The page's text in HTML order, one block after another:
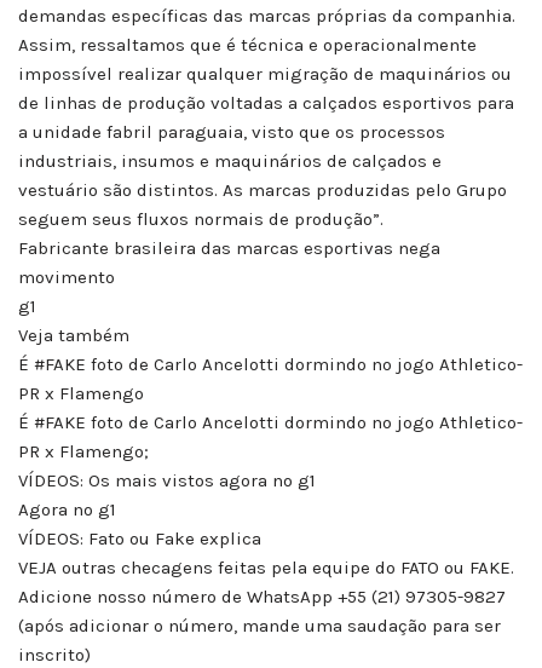
demandas específicas das marcas próprias da companhia.
Assim, ressaltamos que é técnica e operacionalmente
impossível realizar qualquer migração de maquinários ou
de linhas de produção voltadas a calçados esportivos para
a unidade fabril paraguaia, visto que os processos
industriais, insumos e maquinários de calçados e
vestuário são distintos. As marcas produzidas pelo Grupo
seguem seus fluxos normais de produção”.
Fabricante brasileira das marcas esportivas nega
movimento
g1
Veja também
É #FAKE foto de Carlo Ancelotti dormindo no jogo Athletico-
PR x Flamengo
É #FAKE foto de Carlo Ancelotti dormindo no jogo Athletico-
PR x Flamengo;
VÍDEOS: Os mais vistos agora no g1
Agora no g1
VÍDEOS: Fato ou Fake explica
VEJA outras checagens feitas pela equipe do FATO ou FAKE.
Adicione nosso número de WhatsApp +55 (21) 97305-9827
(após adicionar o número, mande uma saudação para ser
inscrito)